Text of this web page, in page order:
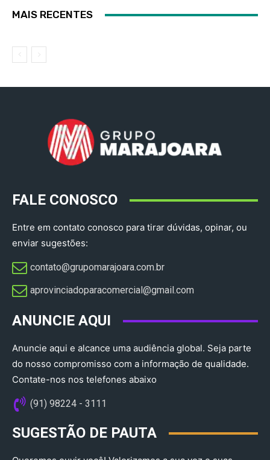
MAIS RECENTES
FALE CONOSCO
Entre em contato conosco para tirar dúvidas, opinar, ou
enviar sugestões:
contato@grupomarajoara.com.br
aprovinciadoparacomercial@gmail.com​
ANUNCIE AQUI
Anuncie aqui e alcance uma audiência global. Seja parte
do nosso compromisso com a informação de qualidade.
Contate-nos nos telefones abaixo
(91) 98224 - 3111
SUGESTÃO DE PAUTA